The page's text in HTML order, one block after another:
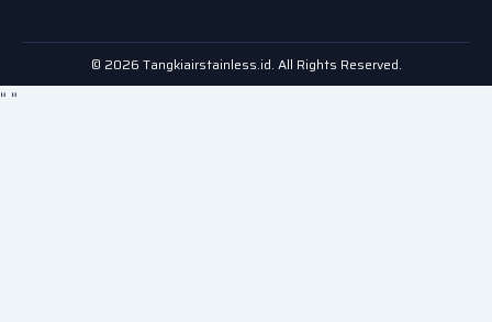
© 2026 Tangkiairstainless.id. All Rights Reserved.
" "